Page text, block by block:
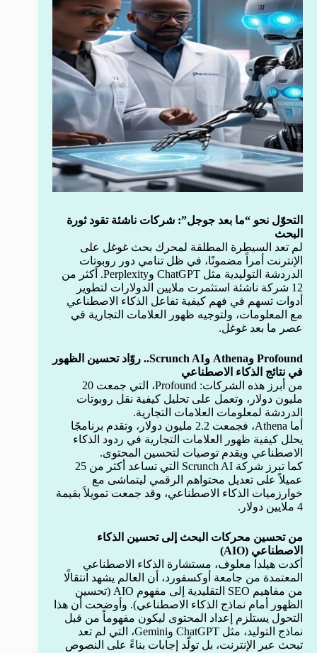
التحوّل نحو “ما بعد جوجل”: شركات ناشئة تقود ثورة
البحث
لم تعد السيطرة المطلقة لمحرك بحث غوغل على
الإنترنت أمراً مضمونًا، في ظل تنامي دور روبوتات
الدردشة التوليدية مثل ChatGPT وPerplexity. أكثر من
12 شركة ناشئة استثمرت ملايين الدولارات لتطوير
أدوات تسهم في فهم كيفية تفاعل الذكاء الاصطناعي
مع المعلومات، ولتوجيه ظهور العلامات التجارية في
عصر ما بعد غوغل.
Profound وAthena وScrunch AI.. روّاد تحسين الظهور
في نتائج الذكاء الاصطناعي
من أبرز هذه الشركات: Profound، التي جمعت 20
مليون دولار، وتعمل على تحليل كيفية نقل روبوتات
الدردشة لمعلومات العلامات التجارية.
أما Athena، فجمعت 2.2 مليون دولار، وتقدم برنامجًا
يحلل كيفية ظهور العلامات التجارية في ردود الذكاء
الاصطناعي ويقدم توصيات لتحسين المحتوى.
كما تبرز شركة Scrunch AI التي تساعد أكثر من 25
عميلاً على تعديل محتواهم الرقمي ليتماشى مع
خوارزميات الذكاء الاصطناعي، وقد جمعت تمويلاً بقيمة
4 ملايين دولار.
من تحسين محركات البحث إلى تحسين الذكاء
الاصطناعي (AIO)
أكدت هيلدا معلوف، مستشارة الذكاء الاصطناعي
المعتمدة من جامعة أوكسفورد، أن العالم يشهد انتقالًا
من مفاهيم SEO التقليدية إلى مفهوم AIO (تحسين
الظهور أمام نماذج الذكاء الاصطناعي). وأوضحت أن هذا
التحول يستلزم إعداد المحتوى ليكون مفهوماً من قبل
نماذج التوليد، مثل ChatGPT وGemini، التي لم تعد
تبحث عبر الإنترنت، بل تولّد إجابات بناءً على النصوص